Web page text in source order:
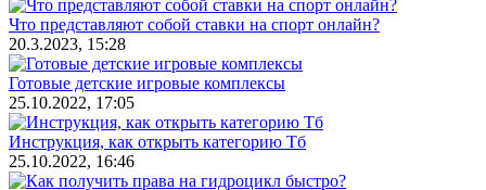
Что представляют собой ставки на спорт онлайн?
20.3.2023, 15:28
Готовые детские игровые комплексы
25.10.2022, 17:05
Инструкция, как открыть категорию Тб
25.10.2022, 16:46